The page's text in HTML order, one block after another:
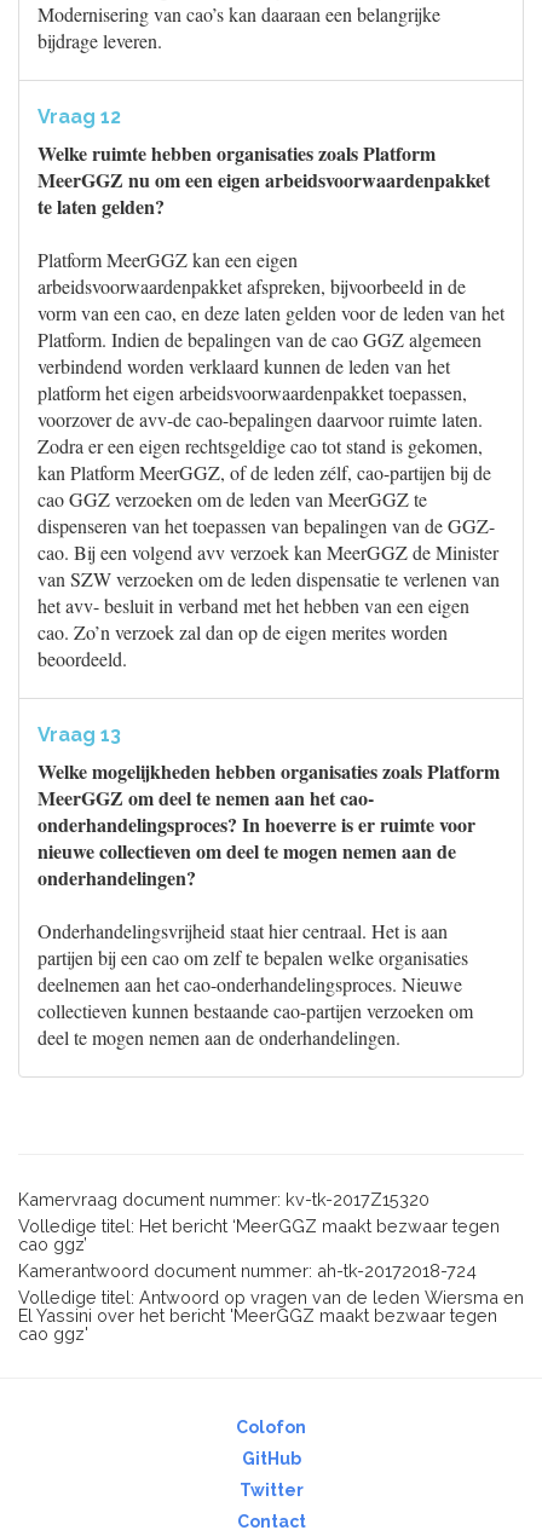
Modernisering van cao’s kan daaraan een belangrijke
bijdrage leveren.
Vraag 12
Welke ruimte hebben organisaties zoals Platform
MeerGGZ nu om een eigen arbeidsvoorwaardenpakket
te laten gelden?
Platform MeerGGZ kan een eigen
arbeidsvoorwaardenpakket afspreken, bijvoorbeeld in de
vorm van een cao, en deze laten gelden voor de leden van het
Platform. Indien de bepalingen van de cao GGZ algemeen
verbindend worden verklaard kunnen de leden van het
platform het eigen arbeidsvoorwaardenpakket toepassen,
voorzover de avv-de cao-bepalingen daarvoor ruimte laten.
Zodra er een eigen rechtsgeldige cao tot stand is gekomen,
kan Platform MeerGGZ, of de leden zélf, cao-partijen bij de
cao GGZ verzoeken om de leden van MeerGGZ te
dispenseren van het toepassen van bepalingen van de GGZ-
cao. Bij een volgend avv verzoek kan MeerGGZ de Minister
van SZW verzoeken om de leden dispensatie te verlenen van
het avv- besluit in verband met het hebben van een eigen
cao. Zo’n verzoek zal dan op de eigen merites worden
beoordeeld.
Vraag 13
Welke mogelijkheden hebben organisaties zoals Platform
MeerGGZ om deel te nemen aan het cao-
onderhandelingsproces? In hoeverre is er ruimte voor
nieuwe collectieven om deel te mogen nemen aan de
onderhandelingen?
Onderhandelingsvrijheid staat hier centraal. Het is aan
partijen bij een cao om zelf te bepalen welke organisaties
deelnemen aan het cao-onderhandelingsproces. Nieuwe
collectieven kunnen bestaande cao-partijen verzoeken om
deel te mogen nemen aan de onderhandelingen.
Kamervraag document nummer: kv-tk-2017Z15320
Volledige titel: Het bericht ‘MeerGGZ maakt bezwaar tegen
cao ggz’
Kamerantwoord document nummer: ah-tk-20172018-724
Volledige titel: Antwoord op vragen van de leden Wiersma en
El Yassini over het bericht 'MeerGGZ maakt bezwaar tegen
cao ggz'
Colofon
GitHub
Twitter
Contact